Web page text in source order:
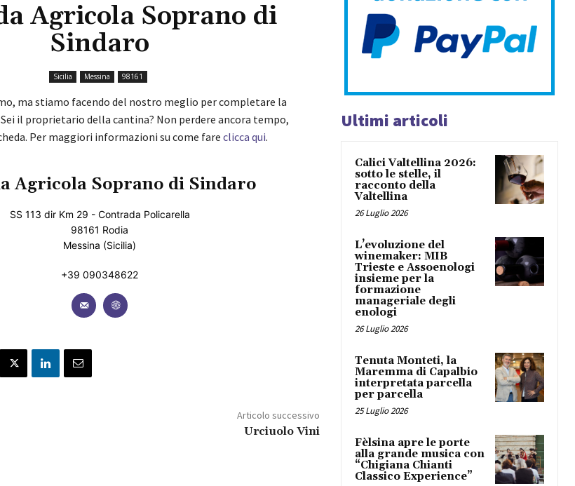
Agricola Soprano di
Sindaro
Sicilia Messina 98161
ma stiamo facendo del nostro meglio per completare la
il proprietario della cantina? Non perdere ancora tempo,
Per maggiori informazioni su come fare clicca qui.
Agricola Soprano di Sindaro
SS 113 dir Km 29 - Contrada Policarella
98161 Rodia
Messina (Sicilia)
+39 090348622
Articolo successivo
Urciuolo Vini
Ultimi articoli
Calici Valtellina 2026:
sotto le stelle, il
racconto della
Valtellina
26 Luglio 2026
L’evoluzione del
winemaker: MIB
Trieste e Assoenologi
insieme per la
formazione
manageriale degli
enologi
26 Luglio 2026
Tenuta Monteti, la
Maremma di Capalbio
interpretata parcella
per parcella
25 Luglio 2026
Fèlsina apre le porte
alla grande musica con
“Chigiana Chianti
Classico Experience”